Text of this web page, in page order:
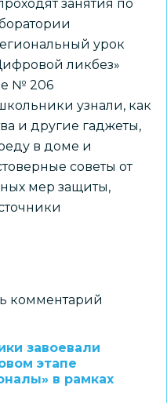
занятия по
урок
ликбез»
№ 206
узнали, как
и другие гаджеты,
в доме и
советы от
мер защиты,
комментарий
завоевали
этапе
в рамках